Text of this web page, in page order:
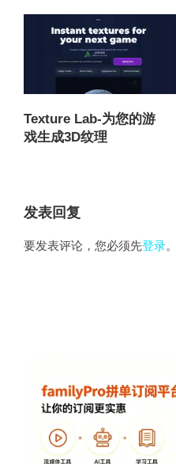
Texture Lab-为您的游
戏生成3D纹理
发表回复
要发表评论，您必须先登录。